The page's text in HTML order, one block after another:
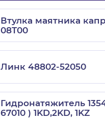
Втулка маятника
08T00
Линк 48802-52050
Гидронатяжитель
67010 ) 1KD,2KD, 1KZ